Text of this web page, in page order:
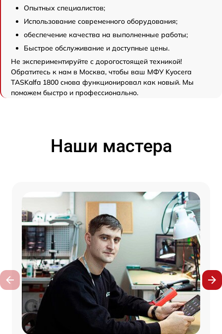
Опытных специалистов;
Использование современного оборудования;
обеспечение качества на выполненные работы;
Быстрое обслуживание и доступные цены.
Не экспериментируйте с дорогостоящей техникой!
Обратитесь к нам в Москва, чтобы ваш МФУ Kyocera
TASKalfa 1800 снова функционировал как новый. Мы
поможем быстро и профессионально.
Наши мастера